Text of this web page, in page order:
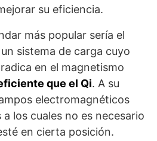
su eficiencia.
más popular sería el
sistema de carga cuyo
en el magnetismo
que el Qi. A su
electromagnéticos
los cuales no es necesario
en cierta posición.